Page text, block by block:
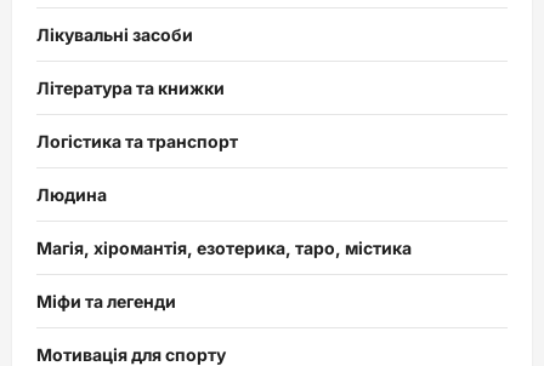
Лікувальні засоби
Література та книжки
Логістика та транспорт
Людина
Магія, хіромантія, езотерика, таро, містика
Міфи та легенди
Мотивація для спорту